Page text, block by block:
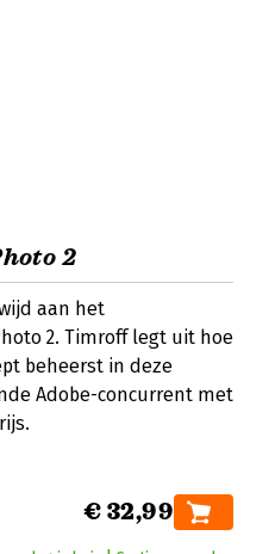
2
aan het
2. Timroff legt uit hoe
beheerst in deze
Adobe-concurrent met
€ 32,99